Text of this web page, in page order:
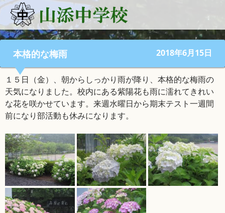
本格的な梅雨 2018年6月15日
１５日（金）、朝からしっかり雨が降り、本格的な梅雨の
天気になりました。校内にある紫陽花も雨に濡れてきれい
な花を咲かせています。来週水曜日から期末テスト一週間
前になり部活動も休みになります。